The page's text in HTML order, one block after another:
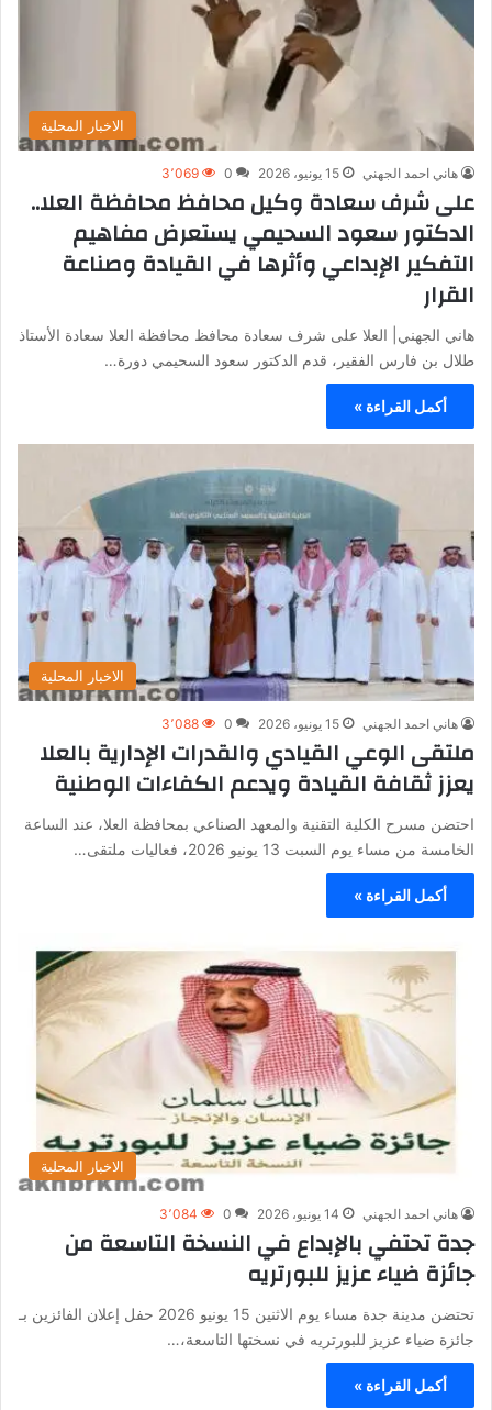
الاخبار المحلية
هاني احمد الجهني 15 يونيو، 2026 0 3٬069
على شرف سعادة وكيل محافظ محافظة العلا..
الدكتور سعود السحيمي يستعرض مفاهيم
التفكير الإبداعي وأثرها في القيادة وصناعة
القرار
هاني الجهني| العلا على شرف سعادة محافظ محافظة العلا سعادة الأستاذ
طلال بن فارس الفقير، قدم الدكتور سعود السحيمي دورة…
أكمل القراءة »
الاخبار المحلية
هاني احمد الجهني 15 يونيو، 2026 0 3٬088
ملتقى الوعي القيادي والقدرات الإدارية بالعلا
يعزز ثقافة القيادة ويدعم الكفاءات الوطنية
احتضن مسرح الكلية التقنية والمعهد الصناعي بمحافظة العلا، عند الساعة
الخامسة من مساء يوم السبت 13 يونيو 2026، فعاليات ملتقى…
أكمل القراءة »
الاخبار المحلية
هاني احمد الجهني 14 يونيو، 2026 0 3٬084
جدة تحتفي بالإبداع في النسخة التاسعة من
جائزة ضياء عزيز للبورتريه
تحتضن مدينة جدة مساء يوم الاثنين 15 يونيو 2026 حفل إعلان الفائزين بـ
جائزة ضياء عزيز للبورتريه في نسختها التاسعة،…
أكمل القراءة »